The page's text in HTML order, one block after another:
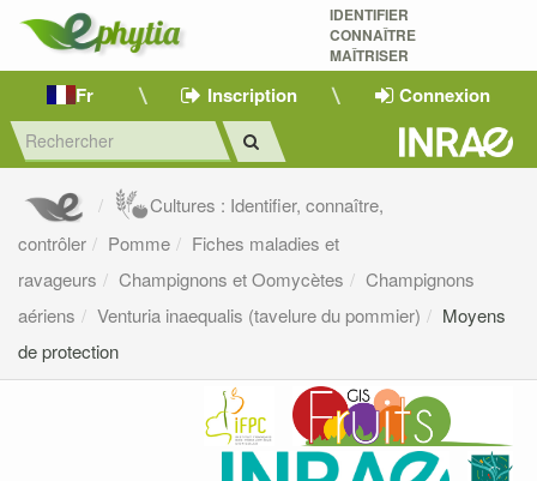
IDENTIFIER
CONNAÎTRE
MAÎTRISER
Fr Inscription Connexion
Cultures : Identifier, connaître,
contrôler
Pomme
Fiches maladies et
ravageurs
Champignons et Oomycètes
Champignons
aériens
Venturia inaequalis (tavelure du pommier)
Moyens
de protection